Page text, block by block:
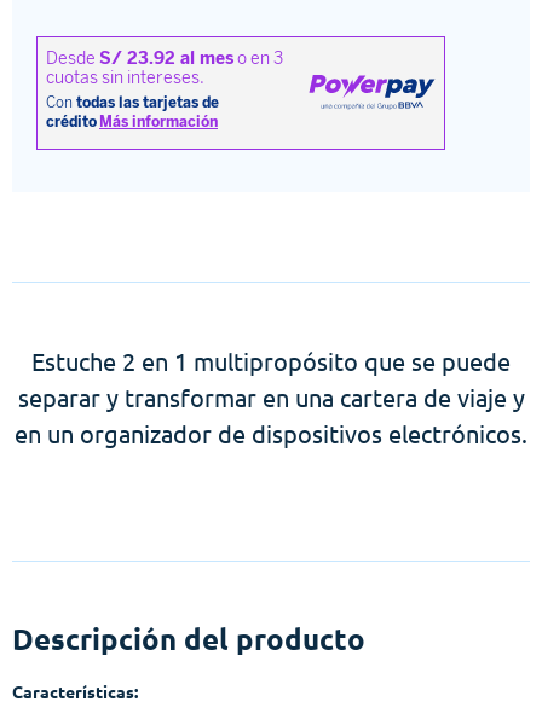
Estuche 2 en 1 multipropósito que se puede
separar y transformar en una cartera de viaje y
en un organizador de dispositivos electrónicos.
Descripción del producto
Características: